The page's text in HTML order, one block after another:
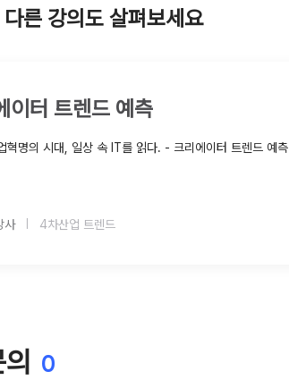
른 강의도 살펴보세요
이터 트렌드 예측
혁명의 시대, 일상 속 IT를 읽다. - 크리에이터 트렌드 예측
4차산업 트렌드
0